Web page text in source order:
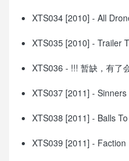
XTS034 [2010] - All
XTS035 [2010] - Trailer
XTS036 - !!! 暂缺，有了
XTS037 [2011] -
XTS038 [2011] - Balls
XTS039 [2011] - Faction